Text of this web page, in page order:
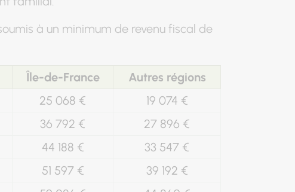
à un minimum de revenu fiscal de
Île-de-France
Autres régions
25 068 €
19 074 €
36 792 €
27 896 €
44 188 €
33 547 €
51 597 €
39 192 €